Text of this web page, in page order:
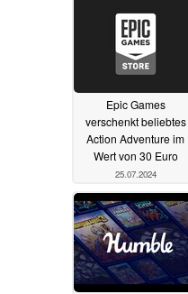
Epic Games
verschenkt beliebtes
Action Adventure im
Wert von 30 Euro
25.07.2024